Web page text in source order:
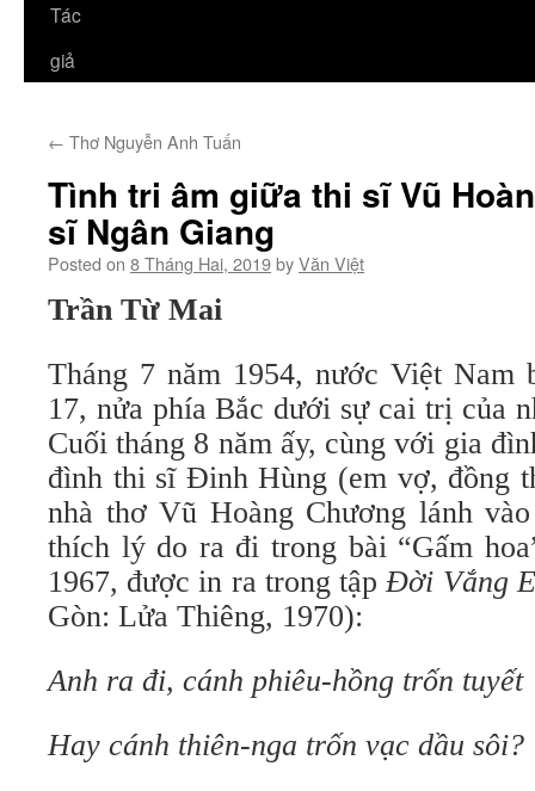
Tác
giả
← Thơ Nguyễn Anh Tuấn
Tình tri âm giữa thi sĩ Vũ
sĩ Ngân Giang
Posted on 8 Tháng Hai, 2019byVăn Việt
Trần Từ Mai
Tháng 7 năm 1954, nước Việt
17, nửa phía Bắc dưới sự cai trị của
Cuối tháng 8 năm ấy, cùng với gia
đình thi sĩ Đinh Hùng (em vợ, đồng
nhà thơ Vũ Hoàng Chương lánh
thích lý do ra đi trong bài “Gấm
1967, được in ra trong tậpĐời Vắng
Gòn: Lửa Thiêng, 1970):
Anh ra đi, cánh phiêu-hồng trốn tuyết
Hay cánh thiên-nga trốn vạc dầu sôi?